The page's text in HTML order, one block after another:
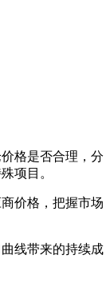
格是否合理，分
项目。
价格，把握市场
线带来的持续成